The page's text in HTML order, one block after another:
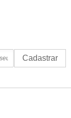
Cadastrar